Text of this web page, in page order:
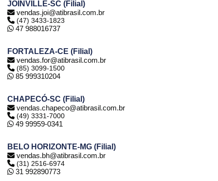
JOINVILLE-SC (Filial)
vendas.joi@atibrasil.com.br
(47) 3433-1823
47 988016737
FORTALEZA-CE (Filial)
vendas.for@atibrasil.com.br
(85) 3099-1500
85 999310204
CHAPECÓ-SC (Filial)
vendas.chapeco@atibrasil.com.br
(49) 3331-7000
49 99959-0341
BELO HORIZONTE-MG (Filial)
vendas.bh@atibrasil.com.br
(31) 2516-6974
31 992890773